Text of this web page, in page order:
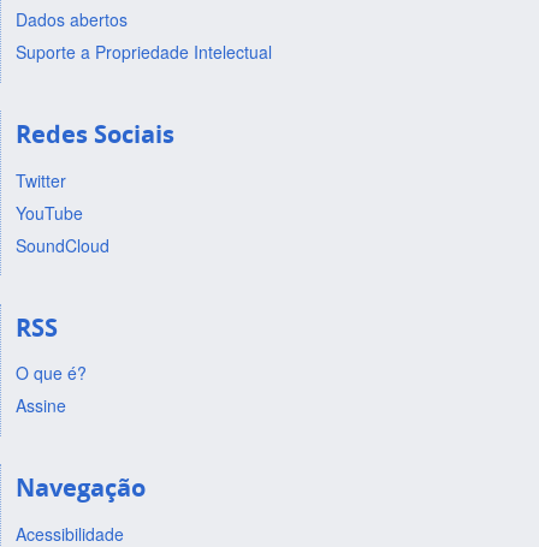
Dados abertos
Suporte a Propriedade Intelectual
Redes Sociais
Twitter
YouTube
SoundCloud
RSS
O que é?
Assine
Navegação
Acessibilidade